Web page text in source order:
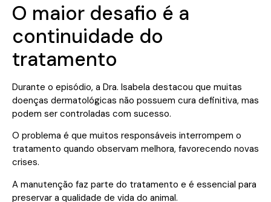
O maior desafio é a
continuidade do
tratamento
Durante o episódio, a Dra. Isabela destacou que muitas
doenças dermatológicas não possuem cura definitiva, mas
podem ser controladas com sucesso.
O problema é que muitos responsáveis interrompem o
tratamento quando observam melhora, favorecendo novas
crises.
A manutenção faz parte do tratamento e é essencial para
preservar a qualidade de vida do animal.